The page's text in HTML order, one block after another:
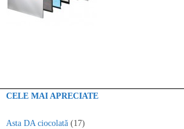
CELE MAI APRECIATE
Asta DA ciocolată (17)